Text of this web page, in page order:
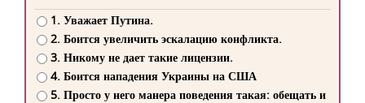
1. Уважает Путина.
2. Боится увеличить эскалацию конфликта.
3. Никому не дает такие лицензии.
4. Боится нападения Украины на США
5. Просто у него манера поведения такая: обещать и